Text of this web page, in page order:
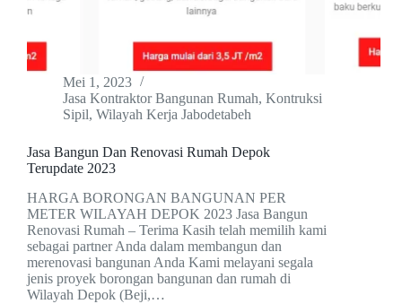
Mei 1, 2023
Jasa Kontraktor Bangunan Rumah, Kontruksi
Sipil, Wilayah Kerja Jabodetabeh
Jasa Bangun Dan Renovasi Rumah Depok
Terupdate 2023
HARGA BORONGAN BANGUNAN PER
METER WILAYAH DEPOK 2023 Jasa Bangun
Renovasi Rumah – Terima Kasih telah memilih kami
sebagai partner Anda dalam membangun dan
merenovasi bangunan Anda Kami melayani segala
jenis proyek borongan bangunan dan rumah di
Wilayah Depok (Beji,…